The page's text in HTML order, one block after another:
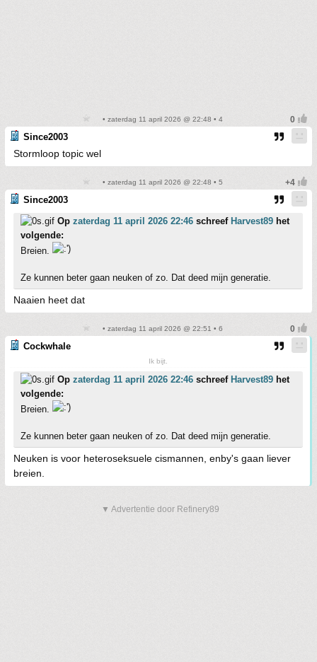
• zaterdag 11 april 2026 @ 22:48 • 4
Since2003
Stormloop topic wel
• zaterdag 11 april 2026 @ 22:48 • 5
Since2003
Op zaterdag 11 april 2026 22:46 schreef Harvest89 het
volgende:
Breien.
Ze kunnen beter gaan neuken of zo. Dat deed mijn generatie.
Naaien heet dat
• zaterdag 11 april 2026 @ 22:51 • 6
Cockwhale
Ik bijt.
Op zaterdag 11 april 2026 22:46 schreef Harvest89 het
volgende:
Breien.
Ze kunnen beter gaan neuken of zo. Dat deed mijn generatie.
Neuken is voor heteroseksuele cismannen, enby's gaan liever
breien.
▼ Advertentie door Refinery89